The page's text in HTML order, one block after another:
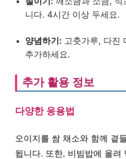
니다. 4시간 이상 두세요.
양념하기: 고춧가루, 다진
추가하세요.
추가 활용 정보
다양한 응용법
오이지를 쌈 채소와 함께 곁
됩니다. 또한, 비빔밥에 올려